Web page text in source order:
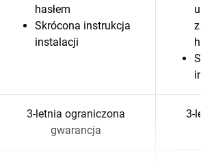
hasłem
Skrócona instrukcja
instalacji
3-letnia ograniczona
gwarancja
3-